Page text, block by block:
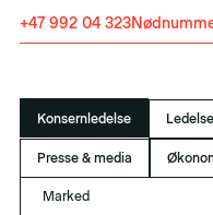
+47 992 04 323
Konsernledelse
Presse & media
Marked